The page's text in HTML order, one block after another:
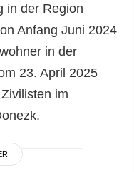
in der Region
Anfang Juni 2024
in der
23. April 2025
im